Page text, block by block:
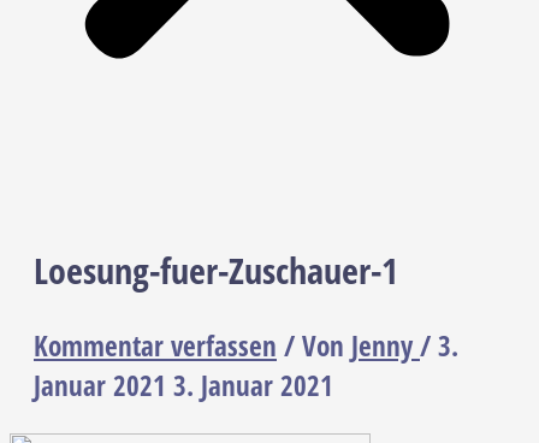
Loesung-fuer-Zuschauer-1
Kommentar verfassen / Von Jenny/3.
Januar 2021 3. Januar 2021